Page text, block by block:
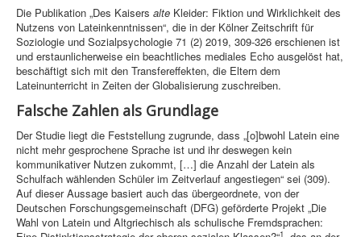
Die Publikation „Des Kaisers alte Kleider: Fiktion und Wirklichkeit des
Nutzens von Lateinkenntnissen“, die in der Kölner Zeitschrift für
Soziologie und Sozialpsychologie 71 (2) 2019, 309-326 erschienen ist
und erstaunlicherweise ein beachtliches mediales Echo ausgelöst hat,
beschäftigt sich mit den Transfereffekten, die Eltern dem
Lateinunterricht in Zeiten der Globalisierung zuschreiben.
Falsche Zahlen als Grundlage
Der Studie liegt die Feststellung zugrunde, dass „[o]bwohl Latein eine
nicht mehr gesprochene Sprache ist und ihr deswegen kein
kommunikativer Nutzen zukommt, […] die Anzahl der Latein als
Schulfach wählenden Schüler im Zeitverlauf angestiegen“ sei (309).
Auf dieser Aussage basiert auch das übergeordnete, von der
Deutschen Forschungsgemeinschaft (DFG) geförderte Projekt „Die
Wahl von Latein und Altgriechisch als schulische Fremdsprachen:
1